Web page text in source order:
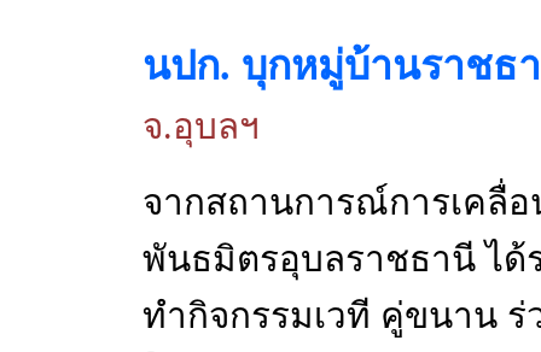
นปก. บุกหมู่บ้านราชธ
จ.อุบลฯ
จากสถานการณ์การเคลื่
พันธมิตรอุบลราชธานี ไ
ทำกิจกรรมเวที คู่ขนาน